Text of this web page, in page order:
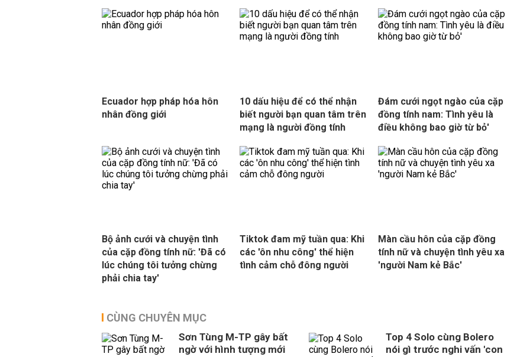
Ecuador hợp pháp hóa hôn
nhân đồng giới
10 dấu hiệu để có thể nhận
biết người bạn quan tâm trên
mạng là người đồng tính
Đám cưới ngọt ngào của cặp
đồng tính nam: Tình yêu là
điều không bao giờ từ bỏ'
Bộ ảnh cưới và chuyện tình
của cặp đồng tính nữ: 'Đã có
lúc chúng tôi tưởng chừng
phải chia tay'
Tiktok đam mỹ tuần qua: Khi
các 'ôn nhu công' thể hiện
tình cảm chỗ đông người
Màn cầu hôn của cặp đồng
tính nữ và chuyện tình yêu xa
'người Nam kẻ Bắc'
CÙNG CHUYÊN MỤC
Sơn Tùng M-TP gây bất
ngờ với hình tượng mới
Top 4 Solo cùng Bolero
nói gì trước nghi vấn 'con